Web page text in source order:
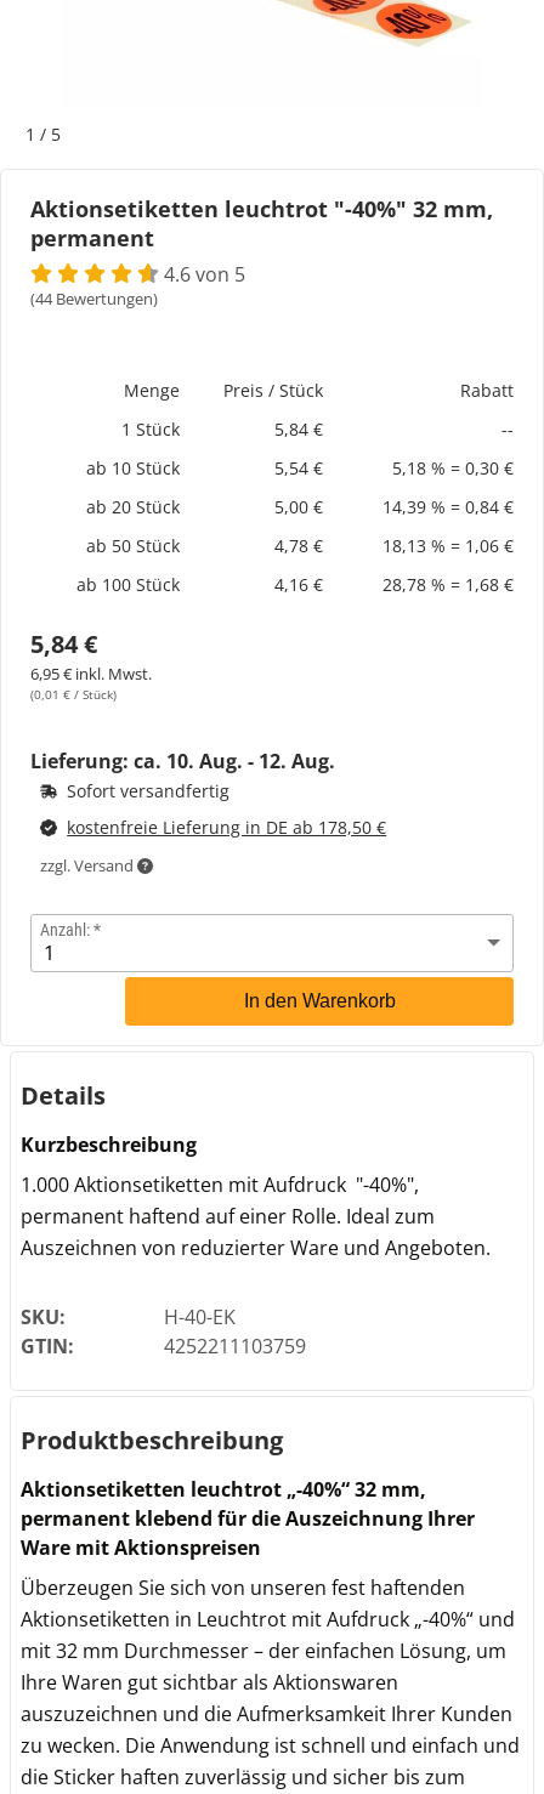
1 / 5
Aktionsetiketten leuchtrot "-40%" 32 mm,
permanent
4.6 von 5
(44 Bewertungen)
Menge Preis / Stück
Rabatt
1 Stück
5,84 €
--
ab 10 Stück
5,54 €
5,18 % = 0,30 €
ab 20 Stück
5,00 €
14,39 % = 0,84 €
ab 50 Stück
4,78 €
18,13 % = 1,06 €
ab 100 Stück
4,16 € 28,78 % = 1,68 €
5,84 €
6,95 € inkl. Mwst.
(0,01 € / Stück)
Lieferung: ca. 10. Aug. - 12. Aug.
Sofort versandfertig
kostenfreie Lieferung in DE ab 178,50 €
zzgl. Versand
Anzahl:
In den Warenkorb
Details
Kurzbeschreibung
1.000 Aktionsetiketten mit Aufdruck "-40%",
permanent haftend auf einer Rolle. Ideal zum
Auszeichnen von reduzierter Ware und Angeboten.
SKU:
H-40-EK
GTIN:
4252211103759
Produktbeschreibung
Aktionsetiketten leuchtrot „-40%“ 32 mm,
permanent klebend für die Auszeichnung Ihrer
Ware mit Aktionspreisen
Überzeugen Sie sich von unseren fest haftenden
Aktionsetiketten in Leuchtrot mit Aufdruck „-40%“ und
mit 32 mm Durchmesser – der einfachen Lösung, um
Ihre Waren gut sichtbar als Aktionswaren
auszuzeichnen und die Aufmerksamkeit Ihrer Kunden
zu wecken. Die Anwendung ist schnell und einfach und
die Sticker haften zuverlässig und sicher bis zum
Etikettenspender
Etiketten auf Rolle
Thermoetiketten